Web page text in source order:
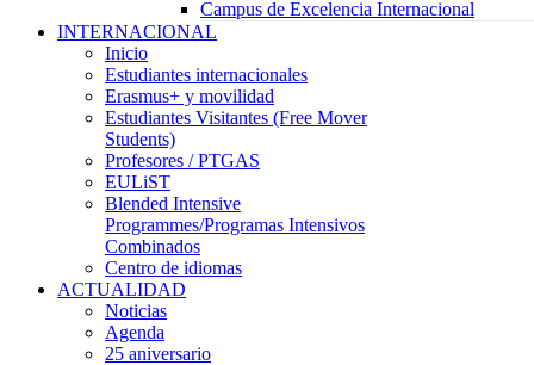
Campus de Excelencia Internacional
INTERNACIONAL
Inicio
Estudiantes internacionales
Erasmus+ y movilidad
Estudiantes Visitantes (Free Mover
Students)
Profesores / PTGAS
EULiST
Blended Intensive
Programmes/Programas Intensivos
Combinados
Centro de idiomas
ACTUALIDAD
Noticias
Agenda
25 aniversario